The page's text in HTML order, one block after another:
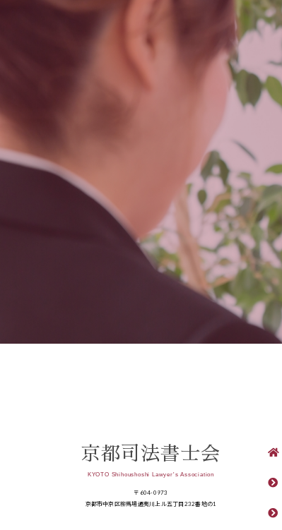
京都司法書士会
KYOTO Shihoushoshi Lawyer's Association
〒604-0973
京都市中京区柳馬場通夷川上ル五丁目232番地の1